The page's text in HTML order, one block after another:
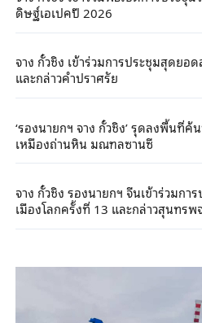
ดิษฐ์เอเปคปี 2026
จาง กั๋วชิง เข้าร่วมการประชุมสุดยอ
และกล่าวคำปราศรัย
‘รองนายกฯ จาง กั๋วชิง’ รุดลงพื้นที่
เหมืองถ่านหิน มณฑลซานซี
จาง กั๋วชิง รองนายกฯ จีนเข้าร่วมก
เมืองโลกครั้งที่ 13 และกล่าวสุนทรพ